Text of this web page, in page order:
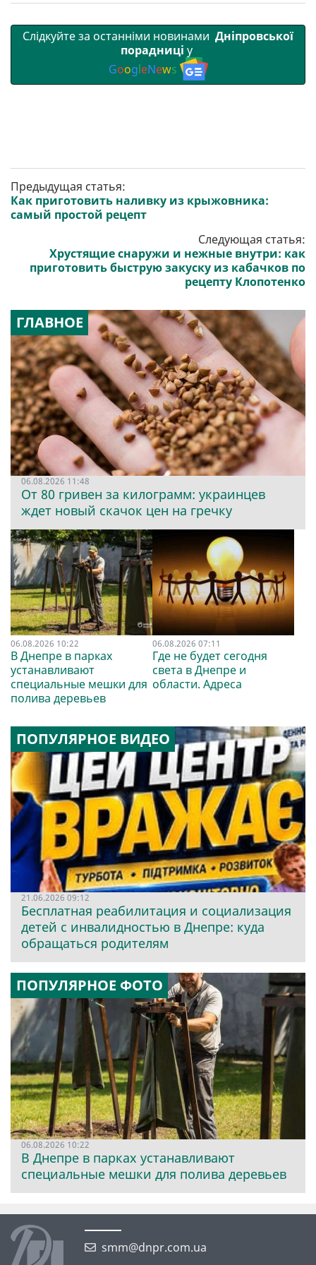
Слідкуйте за останніми новинами Дніпровської
порадниці у
GoogleNews
Предыдущая статья:
Как приготовить наливку из крыжовника:
самый простой рецепт
Следующая статья:
Хрустящие снаружи и нежные внутри: как
приготовить быструю закуску из кабачков по
рецепту Клопотенко
ГЛАВНОЕ
06.08.2026 11:48
От 80 гривен за килограмм: украинцев
ждет новый скачок цен на гречку
06.08.2026 10:22
В Днепре в парках
устанавливают
специальные мешки для
полива деревьев
06.08.2026 07:11
Где не будет сегодня
света в Днепре и
области. Адреса
ПОПУЛЯРНОЕ ВИДЕО
21.06.2026 09:12
Бесплатная реабилитация и социализация
детей с инвалидностью в Днепре: куда
обращаться родителям
ПОПУЛЯРНОЕ ФОТО
06.08.2026 10:22
В Днепре в парках устанавливают
специальные мешки для полива деревьев
smm@dnpr.com.ua